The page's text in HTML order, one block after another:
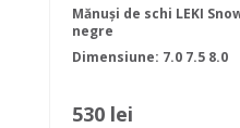
Mănuși de schi LEKI
negre
Dimensiune: 7.0 7.5 8.0
530 lei